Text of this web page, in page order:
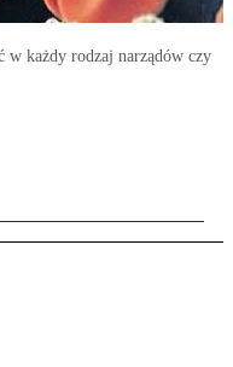
w każdy rodzaj narządów czy